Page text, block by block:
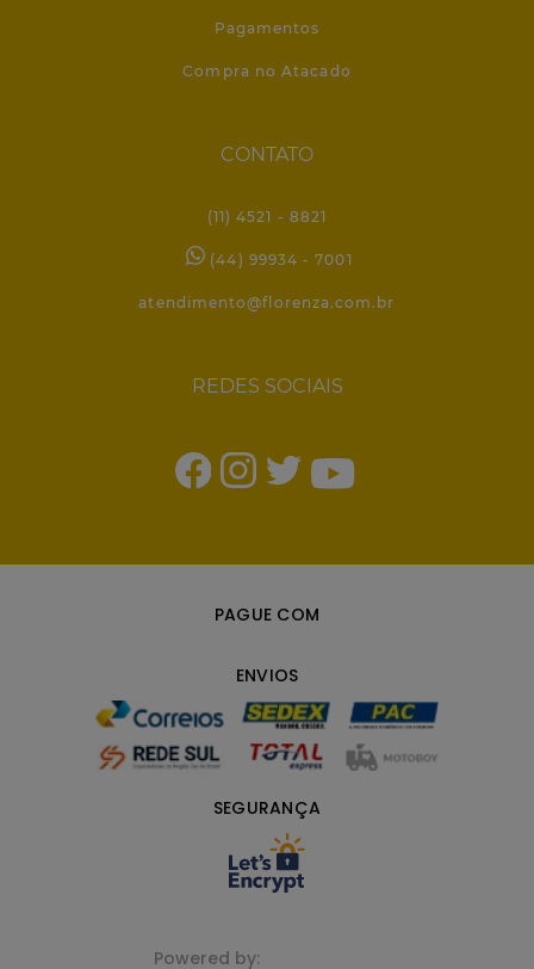
Pagamentos
Compra no Atacado
CONTATO
(11) 4521 - 8821
(44) 99934 - 7001
atendimento@florenza.com.br
REDES SOCIAIS
PAGUE COM
ENVIOS
SEGURANÇA
Powered by: